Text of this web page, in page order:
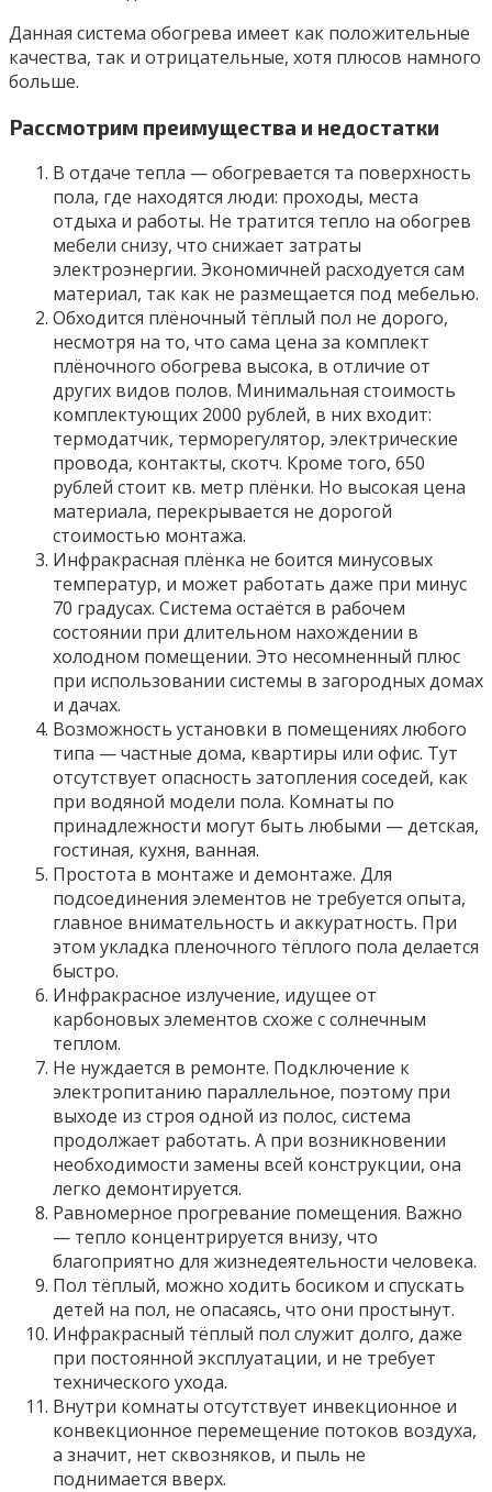
Данная система обогрева имеет как положительные
качества, так и отрицательные, хотя плюсов намного
больше.
Рассмотрим преимущества и недостатки
В отдаче тепла — обогревается та поверхность
пола, где находятся люди: проходы, места
отдыха и работы. Не тратится тепло на обогрев
мебели снизу, что снижает затраты
электроэнергии. Экономичней расходуется сам
материал, так как не размещается под мебелью.
Обходится плёночный тёплый пол не дорого,
несмотря на то, что сама цена за комплект
плёночного обогрева высока, в отличие от
других видов полов. Минимальная стоимость
комплектующих 2000 рублей, в них входит:
термодатчик, терморегулятор, электрические
провода, контакты, скотч. Кроме того, 650
рублей стоит кв. метр плёнки. Но высокая цена
материала, перекрывается не дорогой
стоимостью монтажа.
Инфракрасная плёнка не боится минусовых
температур, и может работать даже при минус
70 градусах. Система остаётся в рабочем
состоянии при длительном нахождении в
холодном помещении. Это несомненный плюс
при использовании системы в загородных домах
и дачах.
Возможность установки в помещениях любого
типа — частные дома, квартиры или офис. Тут
отсутствует опасность затопления соседей, как
при водяной модели пола. Комнаты по
принадлежности могут быть любыми — детская,
гостиная, кухня, ванная.
Простота в монтаже и демонтаже. Для
подсоединения элементов не требуется опыта,
главное внимательность и аккуратность. При
этом укладка пленочного тёплого пола делается
быстро.
Инфракрасное излучение, идущее от
карбоновых элементов схоже с солнечным
теплом.
Не нуждается в ремонте. Подключение к
электропитанию параллельное, поэтому при
выходе из строя одной из полос, система
продолжает работать. А при возникновении
необходимости замены всей конструкции, она
легко демонтируется.
Равномерное прогревание помещения. Важно
— тепло концентрируется внизу, что
благоприятно для жизнедеятельности человека.
Пол тёплый, можно ходить босиком и спускать
детей на пол, не опасаясь, что они простынут.
Инфракрасный тёплый пол служит долго, даже
при постоянной эксплуатации, и не требует
технического ухода.
Внутри комнаты отсутствует инвекционное и
конвекционное перемещение потоков воздуха,
а значит, нет сквозняков, и пыль не
поднимается вверх.